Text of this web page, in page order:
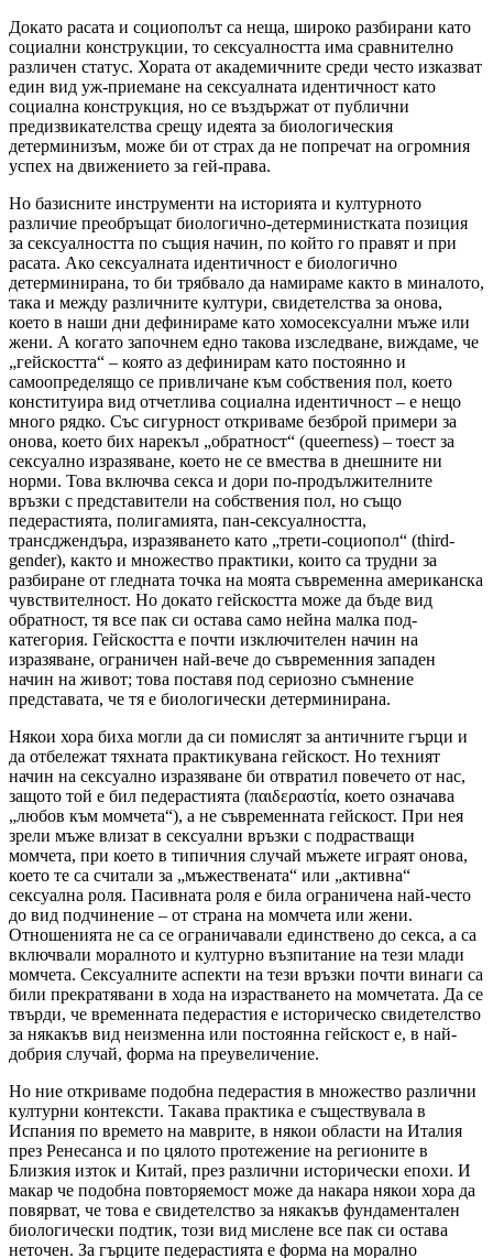
Докато расата и социополът са неща, широко разбирани като
социални конструкции, то сексуалността има сравнително
различен статус. Хората от академичните среди често изказват
един вид уж-приемане на сексуалната идентичност като
социална конструкция, но се въздържат от публични
предизвикателства срещу идеята за биологическия
детерминизъм, може би от страх да не попречат на огромния
успех на движението за гей-права.
Но базисните инструменти на историята и културното
различие преобръщат биологично-детерминистката позиция
за сексуалността по същия начин, по който го правят и при
расата. Ако сексуалната идентичност е биологично
детерминирана, то би трябвало да намираме както в миналото,
така и между различните култури, свидетелства за онова,
което в наши дни дефинираме като хомосексуални мъже или
жени. А когато започнем едно такова изследване, виждаме, че
„гейскостта“ – която аз дефинирам като постоянно и
самоопределящо се привличане към собствения пол, което
конституира вид отчетлива социална идентичност – е нещо
много рядко. Със сигурност откриваме безброй примери за
онова, което бих нарекъл „обратност“ (queerness) – тоест за
сексуално изразяване, което не се вмества в днешните ни
норми. Това включва секса и дори по-продължителните
връзки с представители на собствения пол, но също
педерастията, полигамията, пан-сексуалността,
трансджендъра, изразяването като „трети-социопол“ (third-
gender), както и множество практики, които са трудни за
разбиране от гледната точка на моята съвременна американска
чувствителност. Но докато гейскостта може да бъде вид
обратност, тя все пак си остава само нейна малка под-
категория. Гейскостта е почти изключителен начин на
изразяване, ограничен най-вече до съвременния западен
начин на живот; това поставя под сериозно съмнение
представата, че тя е биологически детерминирана.
Някои хора биха могли да си помислят за античните гърци и
да отбележат тяхната практикувана гейскост. Но техният
начин на сексуално изразяване би отвратил повечето от нас,
защото той е бил педерастията (παιδεραστία, което означава
„любов към момчета“), а не съвременната гейскост. При нея
зрели мъже влизат в сексуални връзки с подрастващи
момчета, при което в типичния случай мъжете играят онова,
което те са считали за „мъжествената“ или „активна“
сексуална роля. Пасивната роля е била ограничена най-често
до вид подчинение – от страна на момчета или жени.
Отношенията не са се ограничавали единствено до секса, а са
включвали моралното и културно възпитание на тези млади
момчета. Сексуалните аспекти на тези връзки почти винаги са
били прекратявани в хода на израстването на момчетата. Да се
твърди, че временната педерастия е историческо свидетелство
за някакъв вид неизменна или постоянна гейскост е, в най-
добрия случай, форма на преувеличение.
Но ние откриваме подобна педерастия в множество различни
културни контексти. Такава практика е съществувала в
Испания по времето на маврите, в някои области на Италия
през Ренесанса и по цялото протежение на регионите в
Близкия изток и Китай, през различни исторически епохи. И
макар че подобна повторяемост може да накара някои хора да
повярват, че това е свидетелство за някакъв фундаментален
биологически подтик, този вид мислене все пак си остава
неточен. За гърците педерастията е форма на морално